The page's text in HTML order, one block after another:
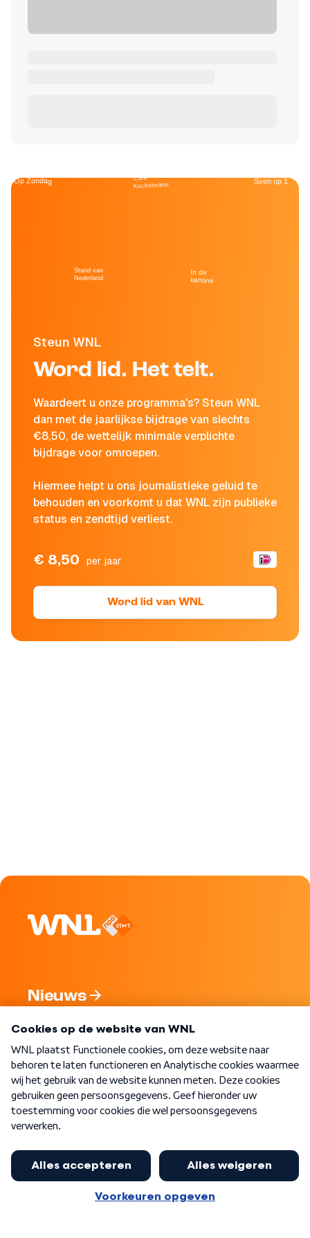
Steun WNL
Word lid. Het telt.
Waardeert u onze programma's? Steun WNL
dan met de jaarlijkse bijdrage van slechts
€8,50, de wettelijk minimale verplichte
bijdrage voor omroepen.
Hiermee helpt u ons journalistieke geluid te
behouden en voorkomt u dat WNL zijn publieke
status en zendtijd verliest.
€ 8,50 per jaar
Word lid van WNL
Op Zondag
Stand van
Nederland
Café
Kockelmann
In de
kantine
Sven op 1
Nieuws
Nieuwsbrief
Word Lid